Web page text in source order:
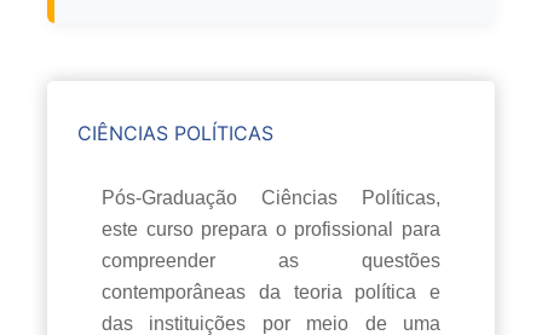
CIÊNCIAS POLÍTICAS
Pós-Graduação Ciências Políticas,
este curso prepara o profissional para
compreender as questões
contemporâneas da teoria política e
das instituições por meio de uma